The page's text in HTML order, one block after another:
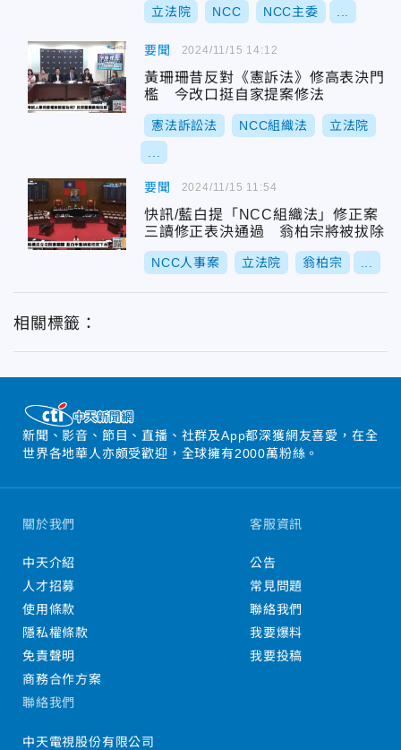
立法院 NCC NCC主委
要聞
黃珊珊昔反對《憲訴法》修高表決門
檻 今改口挺自家提案修法
憲法訴訟法 NCC組織法 立法院
2024/11/15 14:12
要聞
快訊/藍白提「NCC組織法」修正案
三讀修正表決通過 翁柏宗將被拔除
NCC人事案 立法院 翁柏宗
2024/11/15 11:54
相關標籤：
新聞、影音、節目、直播、社群及App都深獲網友喜愛，在全
世界各地華人亦頗受歡迎，全球擁有2000萬粉絲。
關於我們
中天介紹
人才招募
使用條款
隱私權條款
免責聲明
商務合作方案
客服資訊
公告
常見問題
聯絡我們
我要爆料
我要投稿
聯絡我們
中天電視股份有限公司